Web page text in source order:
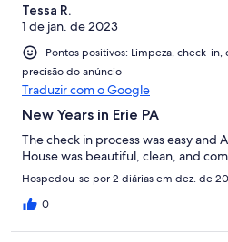
Tessa R.
1 de jan. de 2023
Pontos positivos: Limpeza, check-in,
precisão do anúncio
Traduzir com o Google
New Years in Erie PA
The check in process was easy and
House was beautiful, clean, and
Hospedou-se por 2 diárias em dez. de
0